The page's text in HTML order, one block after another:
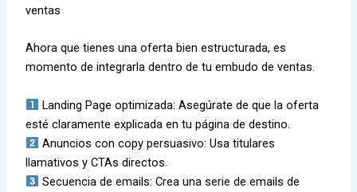
ventas
Ahora que tienes una oferta bien estructurada, es
momento de integrarla dentro de tu embudo de ventas.
Landing Page optimizada: Asegúrate de que la oferta
esté claramente explicada en tu página de destino.
Anuncios con copy persuasivo: Usa titulares
llamativos y CTAs directos.
Secuencia de emails: Crea una serie de emails de